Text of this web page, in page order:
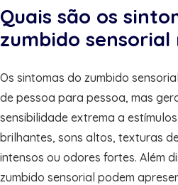
Quais são os
zumbido sensorial
Os sintomas do zumbido
de pessoa para pessoa, mas
sensibilidade extrema a
brilhantes, sons altos, texturas
intensos ou odores fortes. Além
zumbido sensorial podem